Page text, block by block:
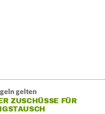
gelten
ZUSCHÜSSE FÜR